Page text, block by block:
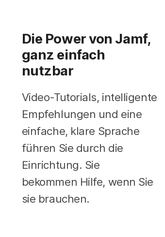
Die Power von Jamf,
ganz einfach
nutzbar
Video-Tutorials, intelligente
Empfehlungen und eine
einfache, klare Sprache
führen Sie durch die
Einrichtung. Sie
bekommen Hilfe, wenn Sie
sie brauchen.